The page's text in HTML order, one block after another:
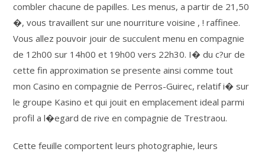
combler chacune de papilles. Les menus, a partir de 21,50
�, vous travaillent sur une nourriture voisine , ! raffinee.
Vous allez pouvoir jouir de succulent menu en compagnie
de 12h00 sur 14h00 et 19h00 vers 22h30. I� du c?ur de
cette fin approximation se presente ainsi comme tout
mon Casino en compagnie de Perros-Guirec, relatif i� sur
le groupe Kasino et qui jouit en emplacement ideal parmi
profil a l�egard de rive en compagnie de Trestraou.
Cette feuille comportent leurs photographie, leurs